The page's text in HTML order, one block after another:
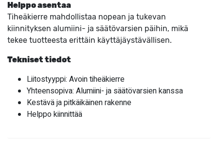
Helppo asentaa
Tiheäkierre mahdollistaa nopean ja tukevan
kiinnityksen alumiini- ja säätövarsien päihin, mikä
tekee tuotteesta erittäin käyttäjäystävällisen.
Tekniset tiedot
Liitostyyppi: Avoin tiheäkierre
Yhteensopiva: Alumiini- ja säätövarsien kanssa
Kestävä ja pitkäikäinen rakenne
Helppo kiinnittää